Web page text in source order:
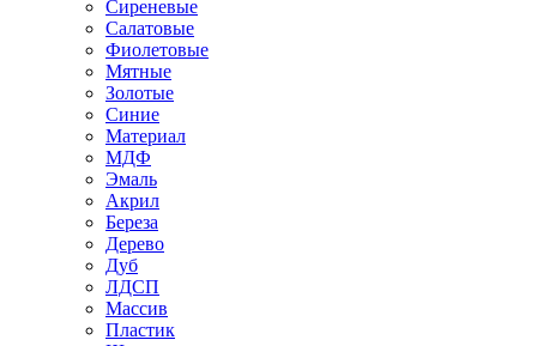
Сиреневые
Салатовые
Фиолетовые
Мятные
Золотые
Синие
Материал
МДФ
Эмаль
Акрил
Береза
Дерево
Дуб
ЛДСП
Массив
Пластик